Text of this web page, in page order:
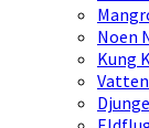
Noen
Kung